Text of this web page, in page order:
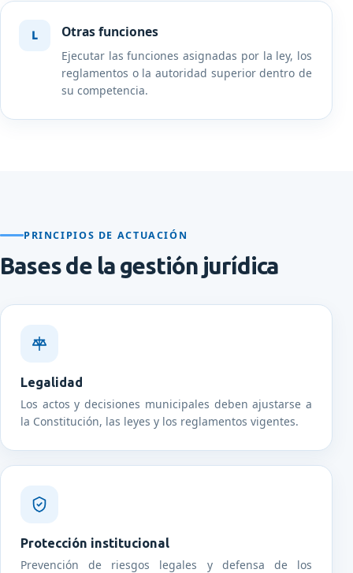
Otras funciones
Ejecutar las funciones asignadas por la ley, los
reglamentos o la autoridad superior dentro de
su competencia.
PRINCIPIOS DE ACTUACIÓN
Bases de la gestión jurídica
Legalidad
Los actos y decisiones municipales deben ajustarse a
la Constitución, las leyes y los reglamentos vigentes.
Protección institucional
Prevención de riesgos legales y defensa de los